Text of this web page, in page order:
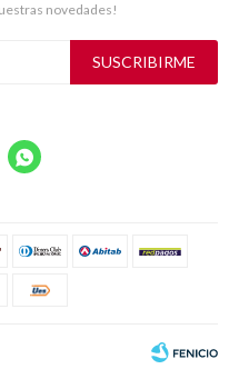

novedades!
SUSCRIBIRME